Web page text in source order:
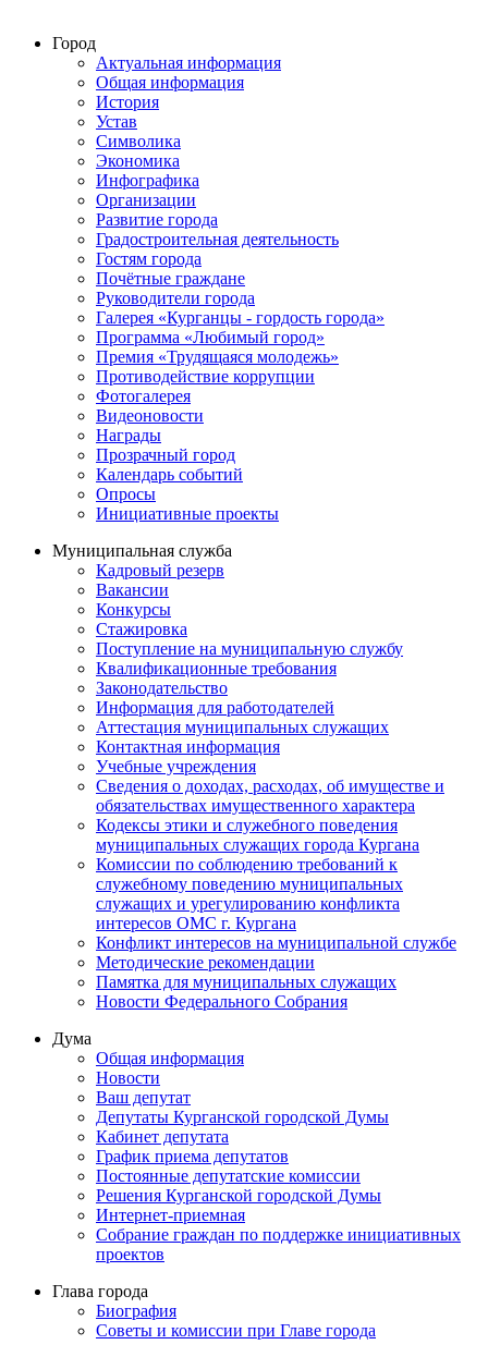
Город
Актуальная информация
Общая информация
История
Устав
Символика
Экономика
Инфографика
Организации
Развитие города
Градостроительная деятельность
Гостям города
Почётные граждане
Руководители города
Галерея «Курганцы - гордость города»
Программа «Любимый город»
Премия «Трудящаяся молодежь»
Противодействие коррупции
Фотогалерея
Видеоновости
Награды
Прозрачный город
Календарь событий
Опросы
Инициативные проекты
Муниципальная служба
Кадровый резерв
Вакансии
Конкурсы
Стажировка
Поступление на муниципальную службу
Квалификационные требования
Законодательство
Информация для работодателей
Аттестация муниципальных служащих
Контактная информация
Учебные учреждения
Сведения о доходах, расходах, об имуществе и
обязательствах имущественного характера
Кодексы этики и служебного поведения
муниципальных служащих города Кургана
Комиссии по соблюдению требований к
служебному поведению муниципальных
служащих и урегулированию конфликта
интересов ОМС г. Кургана
Конфликт интересов на муниципальной службе
Методические рекомендации
Памятка для муниципальных служащих
Новости Федерального Cобрания
Дума
Общая информация
Новости
Ваш депутат
Депутаты Курганской городской Думы
Кабинет депутата
График приема депутатов
Постоянные депутатские комиссии
Решения Курганской городской Думы
Интернет-приемная
Собрание граждан по поддержке инициативных
проектов
Глава города
Биография
Советы и комиссии при Главе города